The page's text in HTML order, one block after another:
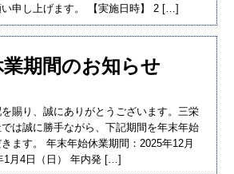
申し上げます。 【実施日時】 2 […]
期間のお知らせ
賜り、誠にありがとうございます。三栄
は誠に勝手ながら、下記期間を年末年始
ます。 年末年始休業期間：2025年12月
1月4日（日） 年内発 […]